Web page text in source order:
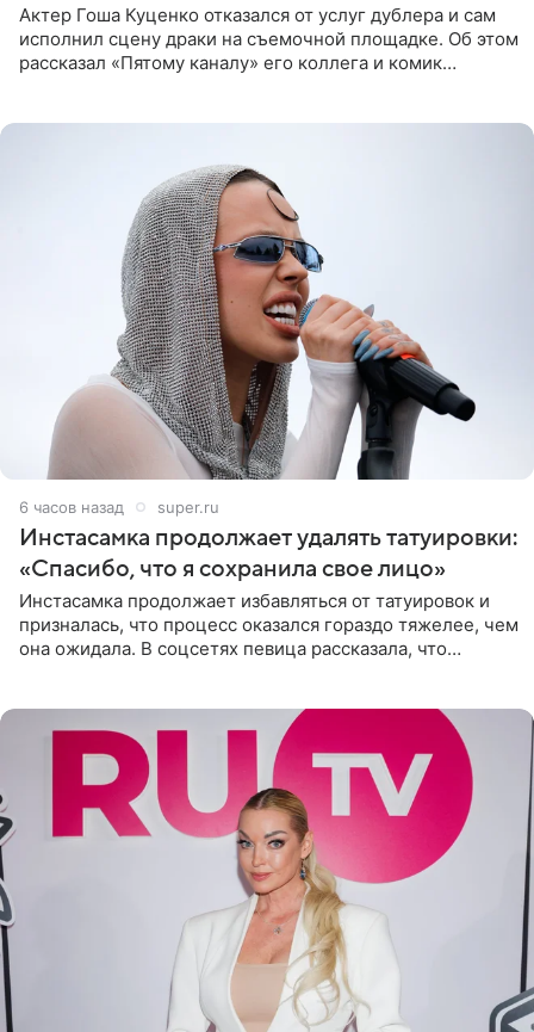
Актер Гоша Куценко отказался от услуг дублера и сам
исполнил сцену драки на съемочной площадке. Об этом
рассказал «Пятому каналу» его коллега и комик
6 часов назад super.ru
Инстасамка продолжает удалять татуировки:
«Спасибо, что я сохранила свое лицо»
Инстасамка продолжает избавляться от татуировок и
призналась, что процесс оказался гораздо тяжелее, чем
она ожидала. В соцсетях певица рассказала, что